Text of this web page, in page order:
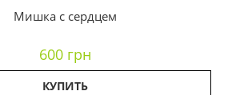
Мишка с сердцем
600 грн
КУПИТЬ